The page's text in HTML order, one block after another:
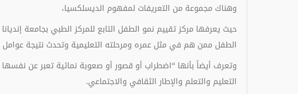
وهناك مجموعة من التعريفات لمفهوم الديسلكسيا،
حيث يعرفها مركز تقييم نمو الطفل التابع للمركز الطبي بجامعة
الطفل ممن هم في مثل عمره ومرحلته التعليمية وتحدث نتيجة
وتعرف أيضاً بأنها “اضطراب أو قصور أو صعوبة نمائية تعبر عن
التعليم والتعلم والإطار الثقافي والاجتماعي.